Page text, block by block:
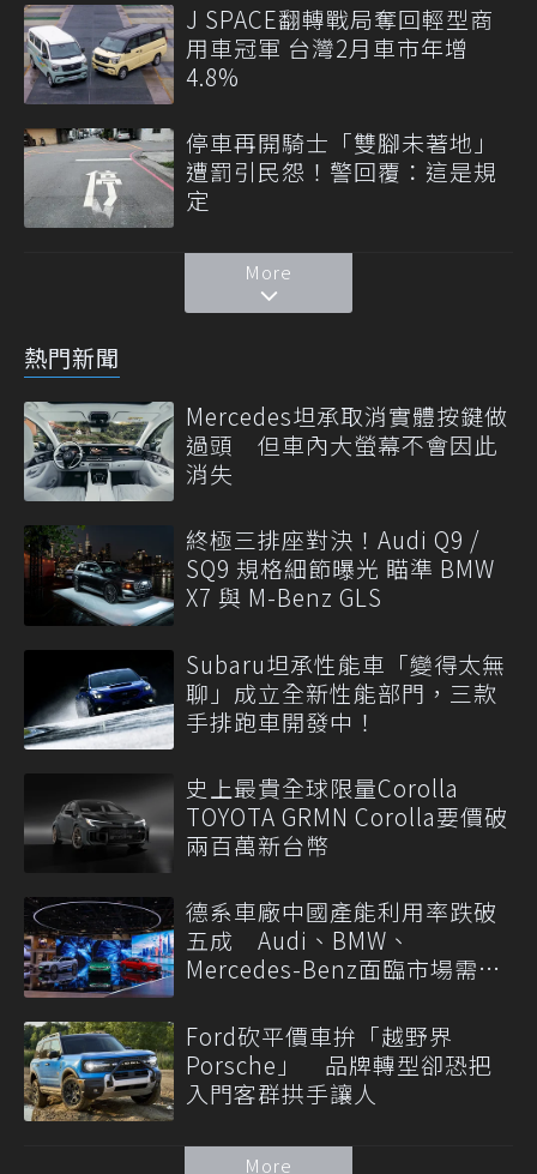
J SPACE翻轉戰局奪回輕型商
用車冠軍 台灣2月車市年增
4.8%
停車再開騎士「雙腳未著地」
遭罰引民怨！警回覆：這是規
定
More
熱門新聞
Mercedes坦承取消實體按鍵做
過頭 但車內大螢幕不會因此
消失
終極三排座對決！Audi Q9 /
SQ9 規格細節曝光 瞄準 BMW
X7 與 M-Benz GLS
Subaru坦承性能車「變得太無
聊」成立全新性能部門，三款
手排跑車開發中！
史上最貴全球限量Corolla
TOYOTA GRMN Corolla要價破
兩百萬新台幣
德系車廠中國產能利用率跌破
五成 Audi、BMW、
Mercedes-Benz面臨市場需求
Ford砍平價車拚「越野界
Porsche」 品牌轉型卻恐把
入門客群拱手讓人
More